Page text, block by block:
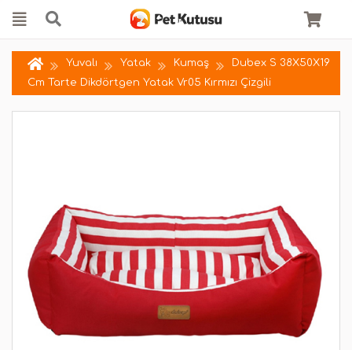
Yuvalı Yatak Kumaş
Dubex S 38X50X19
Cm Tarte Dikdörtgen Yatak Vr05 Kırmızı Çizgili